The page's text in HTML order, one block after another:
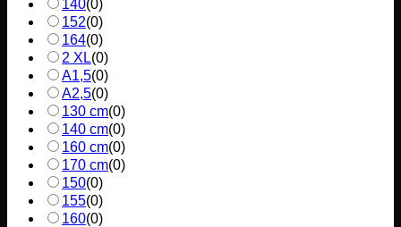
140(0)
152(0)
164(0)
2 XL(0)
A1,5(0)
A2,5(0)
130 cm(0)
140 cm(0)
160 cm(0)
170 cm(0)
150(0)
155(0)
160(0)